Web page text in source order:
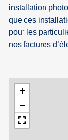
installation
que ces
pour les
nos factures
+
−